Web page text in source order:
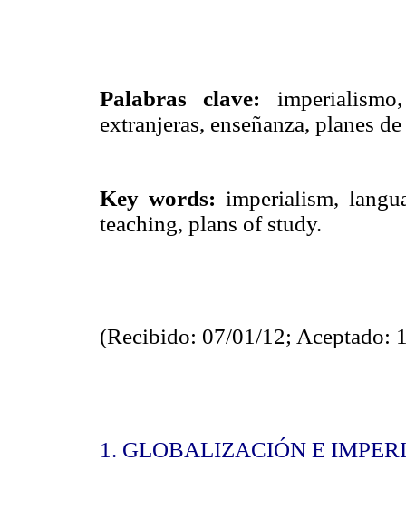
Palabras clave:
extranjeras, enseñanza, planes
Key words: imperialism,
teaching, plans of study.
(Recibido: 07/01/12; Aceptado:
1. GLOBALIZACIÓN E